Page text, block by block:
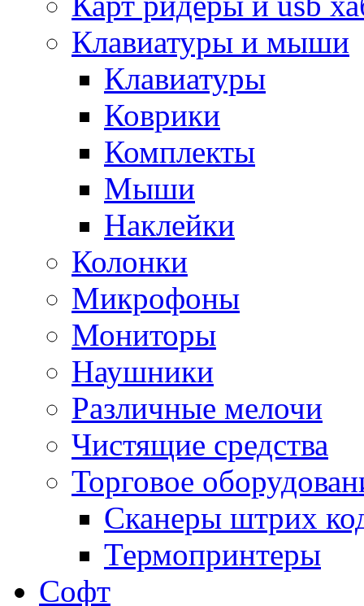
Клавиатуры и мыши
Клавиатуры
Коврики
Комплекты
Мыши
Наклейки
Колонки
Микрофоны
Мониторы
Наушники
Различные мелочи
Чистящие средства
Торговое
Сканеры штрих
Термопринтеры
Софт